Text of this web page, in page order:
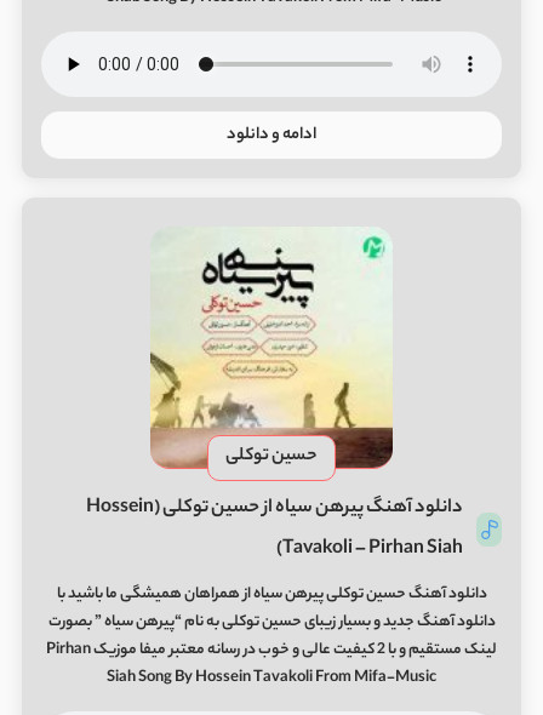
ادامه و دانلود
حسین توکلی
دانلود آهنگ پیرهن سیاه از حسین توکلی (Hossein
Tavakoli – Pirhan Siah)
دانلود آهنگ حسین توکلی پیرهن سیاه از همراهان همیشگی ما باشید با
دانلود آهنگ جدید و بسیار زیبای حسین توکلی به نام “پیرهن سیاه ” بصورت
لینک مستقیم و با 2 کیفیت عالی و خوب در رسانه معتبر میفا موزیک Pirhan
Siah Song By Hossein Tavakoli From Mifa-Music